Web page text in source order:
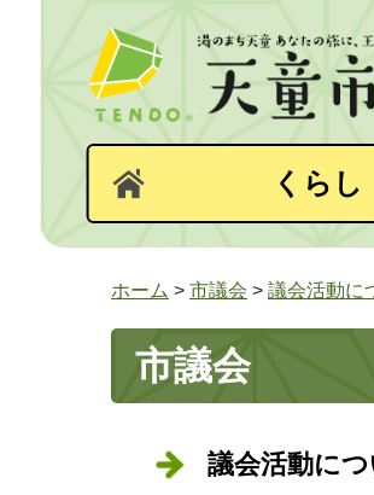
くらし
ホーム > 市議会 > 議会活動に
市議会
議会活動に